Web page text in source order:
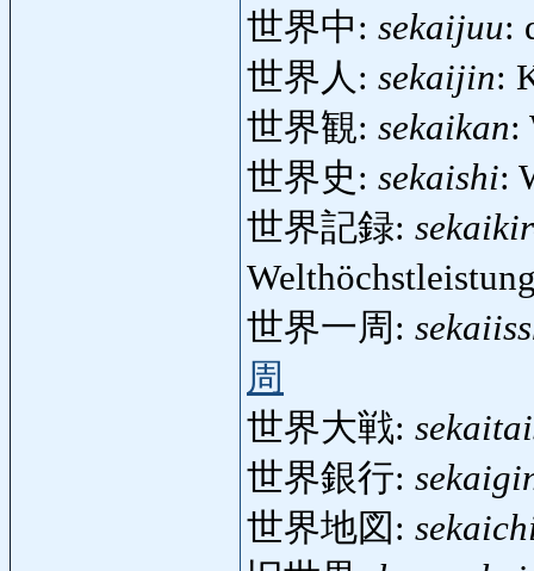
世界中: sekaijuu:
世界人: sekaijin:
世界観: sekaikan:
世界史: sekaishi:
世界記録:
世界一周:
周
世界大戦:
世界銀行:
世界地図: